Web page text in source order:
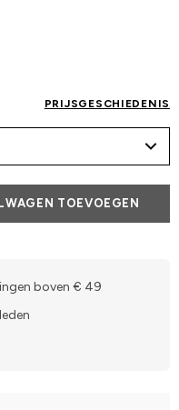
PRIJSGESCHIEDENIS
TOEVOEGEN
boven € 49